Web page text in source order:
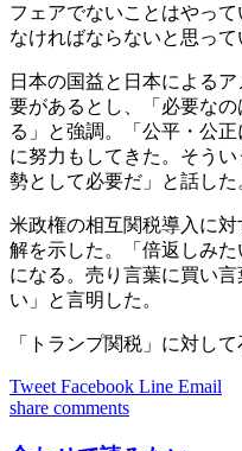
フェアでないことはやっ
なければならないと思って
日本の国益と日本による
要があるとし、「必要な
る」と強調。「公平・公
に努力もしてきた。そう
勢として必要だ」と話した
米政権の相互関税導入に
解を示した。「倍返しみ
になる。売り言葉に買い
い」と言明した。
「トランプ関税」に対し
Tweet Facebook Line Email
share comments